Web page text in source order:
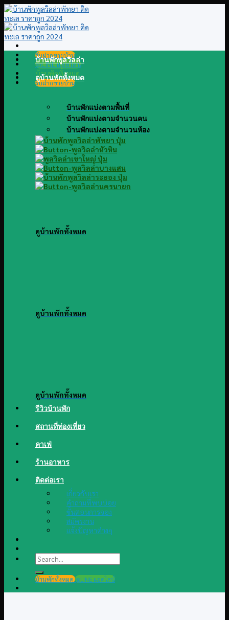
Skip
to
content
รับฝากขายบ้าน
@LINE แอดไลน์
บ้านพักทั้งหมด
รับฝากขายบ้าน
บ้านพักพูลวิลล่า
ดูบ้านพักทั้งหมด
บ้านพักแบ่งตามพื้นที่
บ้านพักแบ่งตามจำนวนคน
บ้านพักแบ่งตามจำนวนห้อง
ดูบ้านพักทั้งหมด
ดูบ้านพักทั้งหมด
ดูบ้านพักทั้งหมด
รีวิวบ้านพัก
สถานที่ท่องเที่ยว
คาเฟ่
ร้านอาหาร
ติดต่อเรา
เกี่ยวกับเรา
คำถามที่พบบ่อย
ขั้นตอนการจอง
สมัครงาน
แจ้งปัญหาต่างๆ
Search
for:
บ้านพักทั้งหมด @LINE แอดไลน์